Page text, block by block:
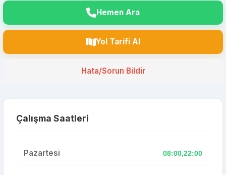
Hemen Ara
Yol Tarifi Al
Hata/Sorun Bildir
Çalışma Saatleri
Pazartesi 08:00,22:00